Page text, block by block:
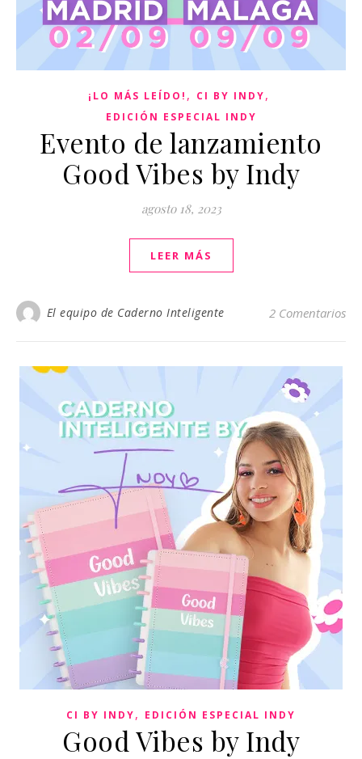
¡LO MÁS LEÍDO! , CI BY INDY,
EDICIÓN ESPECIAL INDY
Evento de lanzamiento
Good Vibes by Indy
agosto 18, 2023
LEER MÁS
El equipo de Caderno Inteligente 2 Comentarios
CI BY INDY, EDICIÓN ESPECIAL INDY
Good Vibes by Indy